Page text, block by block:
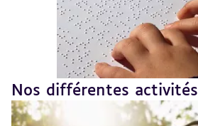
Nos différentes activités
Revenir
au
sommaire